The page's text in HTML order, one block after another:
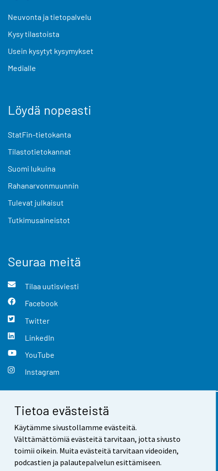
Tietoa evästeistä
Käytämme sivustollamme evästeitä.
Välttämättömiä evästeitä tarvitaan, jotta sivusto
toimii oikein. Muita evästeitä tarvitaan videoiden,
podcastien ja palautepalvelun esittämiseen.
Neuvonta ja tietopalvelu
Kysy tilastoista
Usein kysytyt kysymykset
Medialle
Löydä nopeasti
StatFin-tietokanta
Tilastotietokannat
Suomi lukuina
Rahanarvonmuunnin
Tulevat julkaisut
Tutkimusaineistot
Seuraa meitä
Tilaa uutisviesti
Facebook
Twitter
LinkedIn
YouTube
Instagram
Yhteystiedot
Palaute
Käyttöehdot